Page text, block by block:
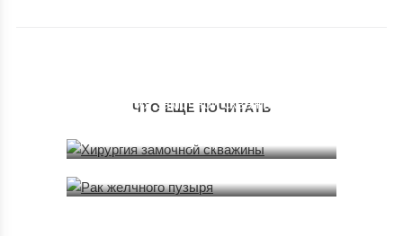
ЧТО ЕЩЕ ПОЧИТАТЬ
13.12.2021
Хирургия замочной скважины
Рак желчного пузыря